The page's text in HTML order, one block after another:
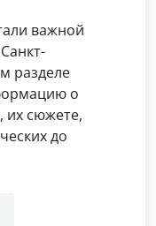
важной
разделе
о
их сюжете,
до